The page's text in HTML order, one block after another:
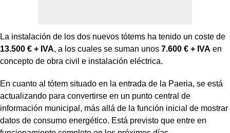
La instalación de los dos nuevos tótems ha tenido un coste de
13.500 € + IVA, a los cuales se suman unos 7.600 € + IVA en
concepto de obra civil e instalación eléctrica.
En cuanto al tótem situado en la entrada de la Paeria, se está
actualizando para convertirse en un punto central de
información municipal, más allá de la función inicial de mostrar
datos de consumo energético. Está previsto que entre en